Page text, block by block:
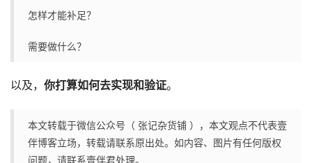
怎样才能补足？
需要做什么？
以及， 你打算如何去实现和验证。
本文转载于微信公众号（ 张记杂货铺 ），本文观点不代表壹
伴博客立场，转载请联系原出处。如内容、图片有任何版权
问题，请联系壹伴君处理。